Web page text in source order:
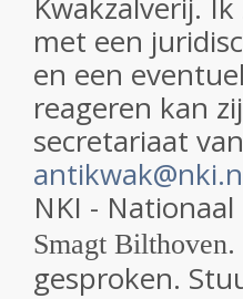
met een
en een
reageren kan
secretariaat
NKI -
Smagt Bilthoven
gesproken.